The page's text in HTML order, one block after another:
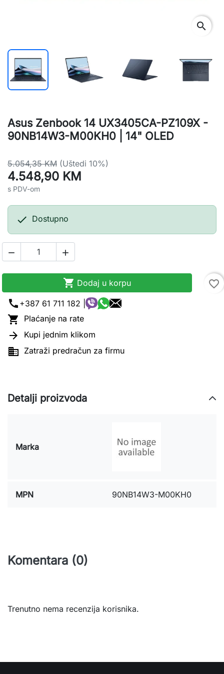
search
Asus Zenbook 14 UX3405CA-PZ109X -
90NB14W3-M00KH0 | 14" OLED
5.054,35 KM (Uštedi 10%)
4.548,90 KM
s PDV-om
 Dostupno
 
 Dodaj u korpu
favorite_border
call +387 61 711 182 |
 Plaćanje na rate
 Kupi jednim klikom
 Zatraži predračun za firmu
Detalji proizvoda
Marka
MPN 90NB14W3-M00KH0
Komentara (0)
Trenutno nema recenzija korisnika.